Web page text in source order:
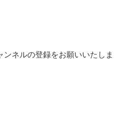
ンネルの登録をお願いいたしま